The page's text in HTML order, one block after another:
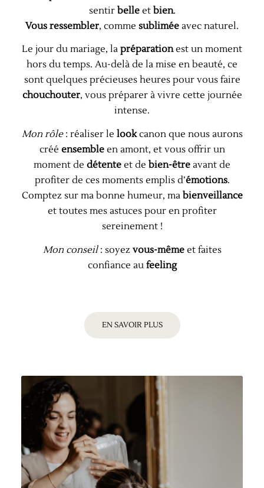
sentir belleet bien.
Vous ressembler, comme sublimée avec naturel.
Le jour du mariage, la préparationest un moment
hors du temps. Au-delà de la mise en beauté, ce
sont quelques précieuses heures pour vous faire
chouchouter, vous préparer à vivre cette journée
intense.
Mon rôle: réaliser le lookcanon que nous aurons
créé ensembleen amont, et vous offrir un
moment de détente et de bien-être avant de
profiter de ces moments emplis d’émotions.
Comptez sur ma bonne humeur, ma bienveillance
et toutes mes astuces pour en profiter
sereinement !
Mon conseil: soyez vous-mêmeet faites
confiance au feeling
EN SAVOIR PLUS